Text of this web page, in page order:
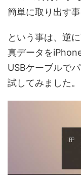
簡単に取り出す事
という事は、逆
真データを
USBケーブルで
試してみました。